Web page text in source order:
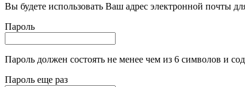
Вы будете использовать Ваш адрес электронной почты
Пароль
Пароль должен состоять не менее чем из 6 символов и
Пароль еще раз